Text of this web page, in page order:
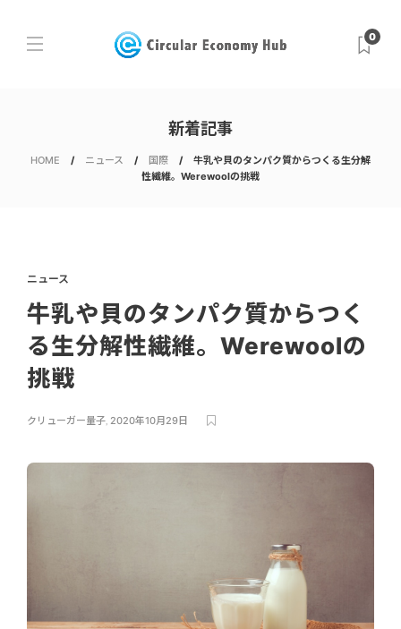
0
新着記事
HOME ニュース 国際
牛乳や貝のタンパク質からつくる生分解
性繊維。Werewoolの挑戦
ニュース
牛乳や貝のタンパク質からつく
る生分解性繊維。Werewoolの
挑戦
クリューガー量子, 2020年10月29日